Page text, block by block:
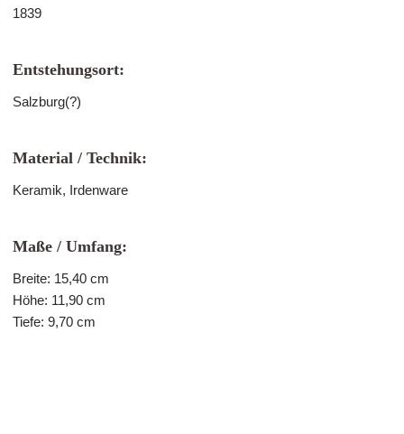
1839
Entstehungsort:
Salzburg(?)
Material / Technik:
Keramik, Irdenware
Maße / Umfang:
Breite: 15,40 cm
Höhe: 11,90 cm
Tiefe: 9,70 cm